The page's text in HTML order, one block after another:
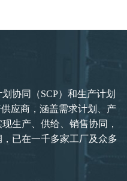
协同（SCP）和生产计划
应商，涵盖需求计划、产
生产、供给、销售协同，
已在一千多家工厂及众多